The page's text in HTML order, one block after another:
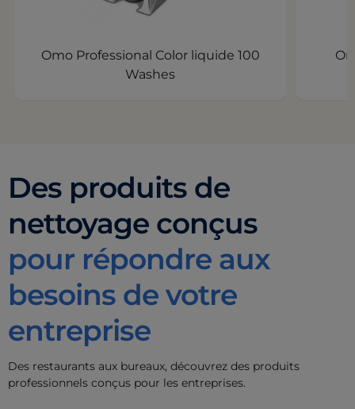
Omo Professional Color liquide 100
Washes
Des produits de
nettoyage conçus
pour répondre aux
besoins de votre
entreprise
Des restaurants aux bureaux, découvrez des produits
professionnels conçus pour les entreprises.